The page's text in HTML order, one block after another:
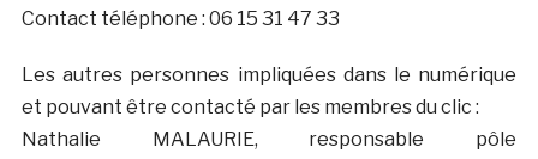
Contact téléphone : 06 15 31 47 33
Les autres personnes impliquées dans le numérique
et pouvant être contacté par les membres du clic :
Nathalie MALAURIE, responsable pôle